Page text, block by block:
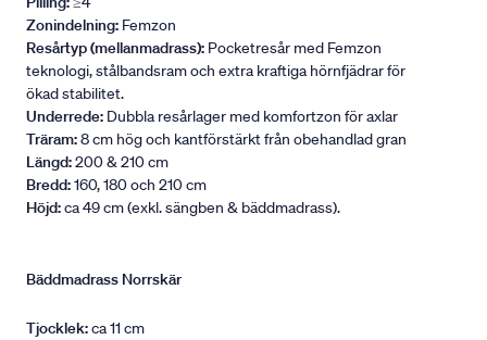
Zonindelning: Femzon
Resårtyp (mellanmadrass): Pocketresår med Femzon
teknologi, stålbandsram och extra kraftiga hörnfjädrar för
ökad stabilitet.
Underrede: Dubbla resårlager med komfortzon för axlar
Träram:8 cm hög och kantförstärkt från obehandlad gran
Längd:200 & 210 cm
Bredd:160, 180 och 210 cm
Höjd:ca 49 cm (exkl. sängben & bäddmadrass).
Bäddmadrass Norrskär
Tjocklek:ca 11 cm